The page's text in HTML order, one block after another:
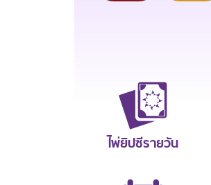
ไพ่ยิปซีรายวัน